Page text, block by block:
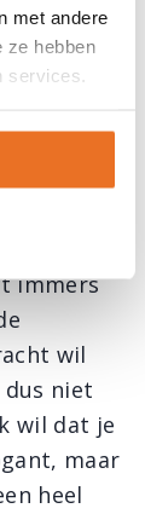
met andere
ze hebben
services.
is het
met
de
wat je
immers
wil
dus niet
wil dat je
maar
heel